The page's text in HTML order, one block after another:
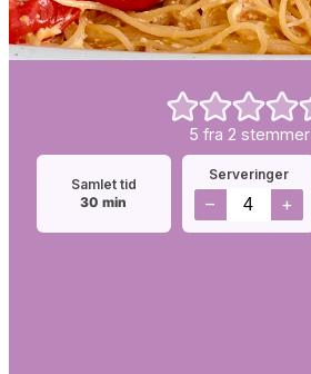
5 fra 2 stemmer
Samlet tid
30 minutter
min
Serveringer
– +